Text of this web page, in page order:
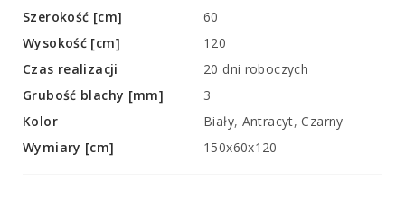
Szerokość [cm]
60
Wysokość [cm]
120
Czas realizacji
20 dni roboczych
Grubość blachy [mm]
3
Kolor
Biały, Antracyt,Czarny
Wymiary [cm]
150x60x120